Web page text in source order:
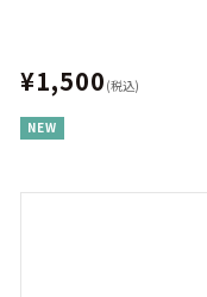
¥1,500 (税込)
NEW